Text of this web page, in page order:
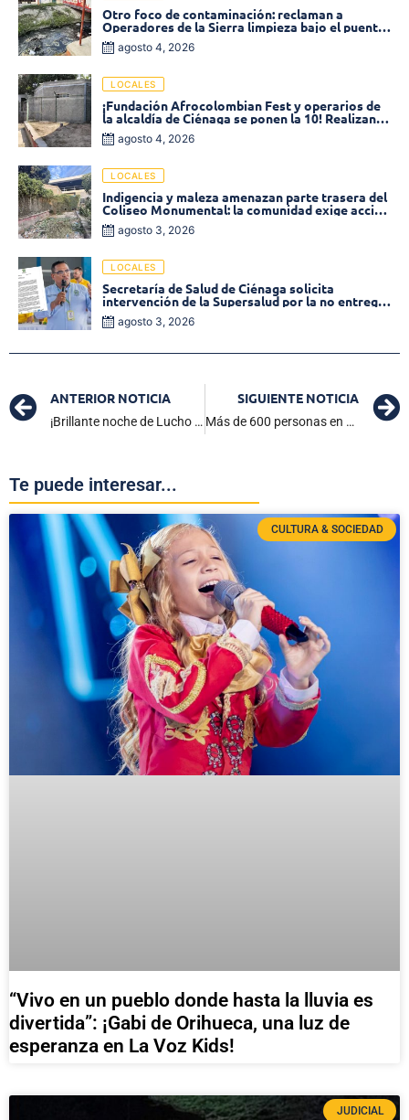
Otro foco de contaminación: reclaman a
Operadores de la Sierra limpieza bajo el puente
de la calle 19 con carrera 11
agosto 4, 2026
LOCALES
¡Fundación Afrocolombian Fest y operarios de
la alcaldía de Ciénaga se ponen la 10! Realizan
limpieza de la parte posterior del Coliseo
Monumental
agosto 4, 2026
LOCALES
Indigencia y maleza amenazan parte trasera del
Coliseo Monumental: la comunidad exige acción
inmediata!
agosto 3, 2026
LOCALES
Secretaría de Salud de Ciénaga solicita
intervención de la Supersalud por la no entrega
de medicamentos en las EPS
agosto 3, 2026
ANTERIOR NOTICIA
¡Brillante noche de Lucho Díaz! Hat-trick en la goleada del Liverpool al Leverkusen 4×0
SIGUIENTE NOTICIA
Más de 600 personas en Ciénaga recibieron atención y mejora en su salud visual
Te puede interesar...
CULTURA & SOCIEDAD
“Vivo en un pueblo donde hasta la lluvia es
divertida”: ¡Gabi de Orihueca, una luz de
esperanza en La Voz Kids!
JUDICIAL